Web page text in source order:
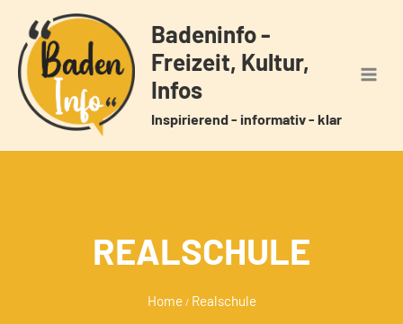
Inhalt
springen
Badeninfo -
Freizeit, Kultur,
Infos
Inspirierend - informativ - klar
REALSCHULE
Home / Realschule